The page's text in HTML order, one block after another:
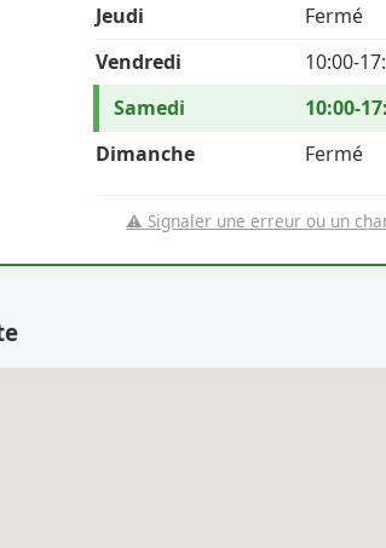
Jeudi
Fermé
Vendredi
10:00-
Samedi
10:00-
Dimanche
Fermé
⚠️ Signaler une erreur ou un